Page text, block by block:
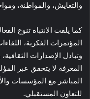
والتعايش، والمواطنة،
كما يلفت الانتباه تنوع
المؤتمرات الفكرية،
وتبادل الإصدارات
المعرفة لا يتحقق عبر
المباشر مع المؤسسات
للتعاون المستقبلي.